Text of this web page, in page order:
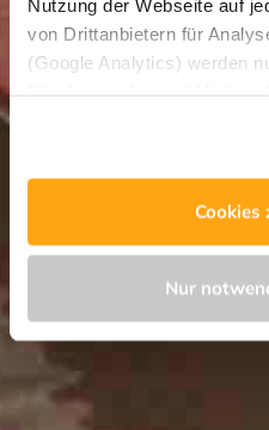
Nutzung der Webseite auf
von Drittanbietern für
(Google Analytics) werden
Impressum.
Cookies
Nur